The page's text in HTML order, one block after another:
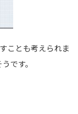
ことも考えられま
です。